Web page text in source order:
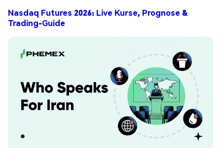
Nasdaq Futures 2026: Live Kurse, Prognose &
Trading-Guide